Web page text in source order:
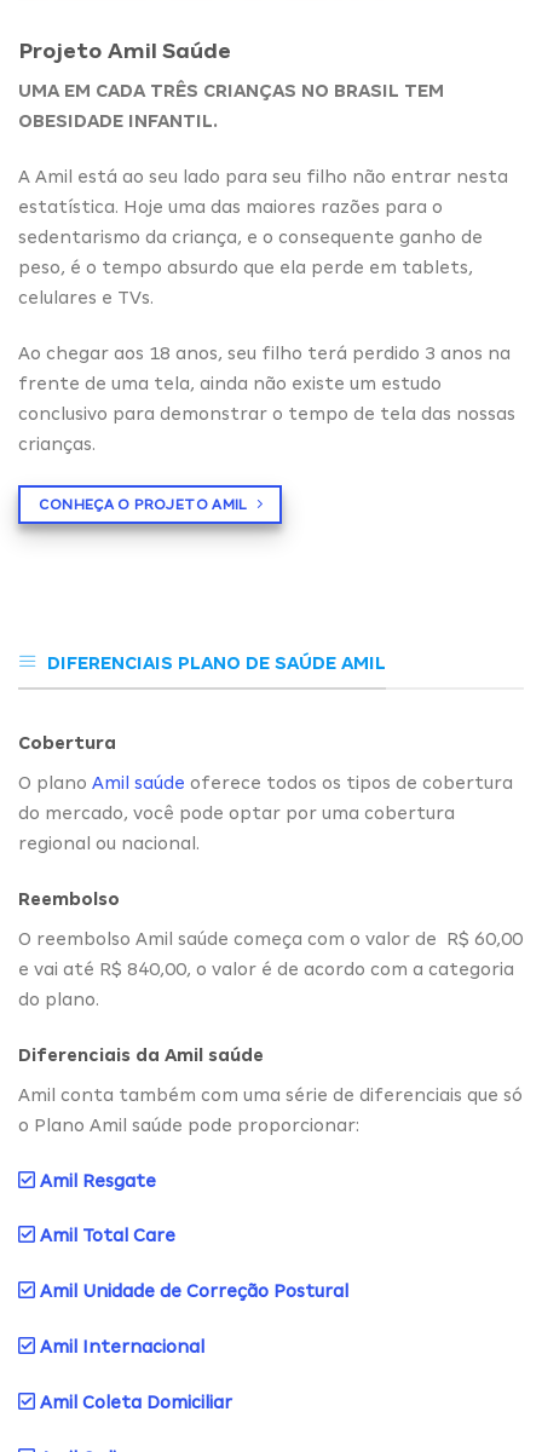
Projeto Amil Saúde
UMA EM CADA TRÊS CRIANÇAS NO BRASIL TEM
OBESIDADE INFANTIL.
A Amil está ao seu lado para seu filho não entrar nesta
estatística. Hoje uma das maiores razões para o
sedentarismo da criança, e o consequente ganho de
peso, é o tempo absurdo que ela perde em tablets,
celulares e TVs.
Ao chegar aos 18 anos, seu filho terá perdido 3 anos na
frente de uma tela, ainda não existe um estudo
conclusivo para demonstrar o tempo de tela das nossas
crianças.
CONHEÇA O PROJETO AMIL
DIFERENCIAIS PLANO DE SAÚDE AMIL
Cobertura
O plano Amil saúde oferece todos os tipos de cobertura
do mercado, você pode optar por uma cobertura
regional ou nacional.
Reembolso
O reembolso Amil saúde começa com o valor de R$ 60,00
e vai até R$ 840,00, o valor é de acordo com a categoria
do plano.
Diferenciais da Amil saúde
Amil conta também com uma série de diferenciais que só
o Plano Amil saúde pode proporcionar:
Amil Resgate
Amil Total Care
Amil Unidade de Correção Postural
Amil Internacional
Amil Coleta Domiciliar